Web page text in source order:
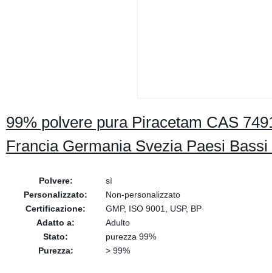
99% polvere pura Piracetam CAS
Francia Germania Svezia Paesi
Polvere:
sì
Personalizzato:
Non-personalizzato
Certificazione:
GMP, ISO 9001, USP, BP
Adatto a:
Adulto
Stato:
purezza 99%
Purezza:
> 99%